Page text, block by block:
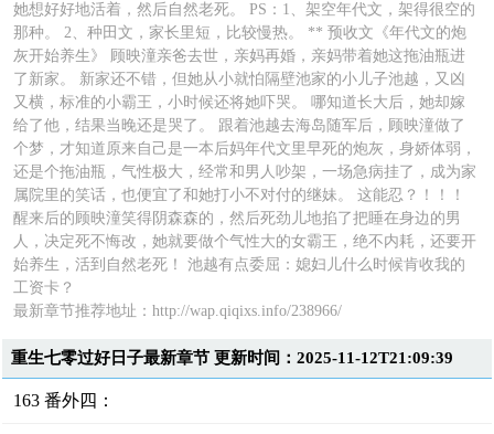
她想好好地活着，然后自然老死。 PS：1、架空年代文，架得很空的
那种。 2、种田文，家长里短，比较慢热。 ** 预收文《年代文的炮
灰开始养生》 顾映潼亲爸去世，亲妈再婚，亲妈带着她这拖油瓶进
了新家。 新家还不错，但她从小就怕隔壁池家的小儿子池越，又凶
又横，标准的小霸王，小时候还将她吓哭。 哪知道长大后，她却嫁
给了他，结果当晚还是哭了。 跟着池越去海岛随军后，顾映潼做了
个梦，才知道原来自己是一本后妈年代文里早死的炮灰，身娇体弱，
还是个拖油瓶，气性极大，经常和男人吵架，一场急病挂了，成为家
属院里的笑话，也便宜了和她打小不对付的继妹。 这能忍？！！！
醒来后的顾映潼笑得阴森森的，然后死劲儿地掐了把睡在身边的男
人，决定死不悔改，她就要做个气性大的女霸王，绝不内耗，还要开
始养生，活到自然老死！ 池越有点委屈：媳妇儿什么时候肯收我的
工资卡？
最新章节推荐地址：http://wap.qiqixs.info/238966/
重生七零过好日子最新章节 更新时间：2025-11-12T21:09:39
163 番外四：